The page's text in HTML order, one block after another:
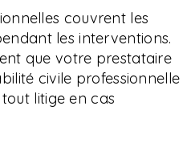
couvrent les
les interventions.
que votre prestataire
civile professionnelle
litige en cas